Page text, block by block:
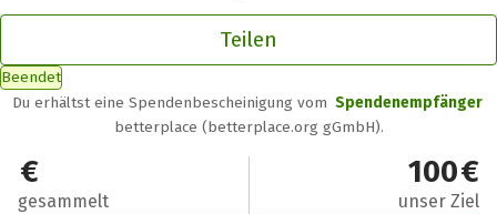
Teilen
Beendet
Du erhältst eine Spendenbescheinigung vom Spendenempfänger
betterplace (betterplace.org gGmbH).
100 €
gesammelt
100 €
unser Ziel